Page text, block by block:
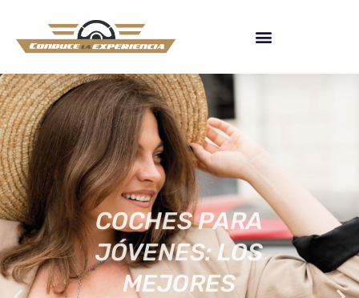
COCHES PARA
JÓVENES: LOS
MEJORES
MODELOS DE